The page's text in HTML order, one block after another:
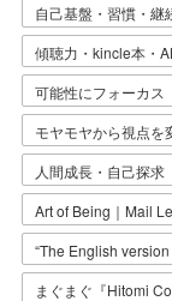
自己基盤・習慣・継
傾聴力・kincle本・
可能性にフォーカス
モヤモヤから視点を
人間成長・自己探求
Art of Being｜Mail
“The English
まぐまぐ『Hitomi